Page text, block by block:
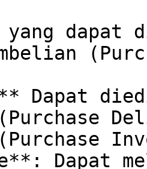
yang dapat
Dapat
(Purchase
Dapat